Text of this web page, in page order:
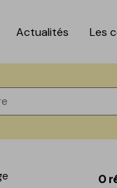
contenu
contenu
Actualités Les
0